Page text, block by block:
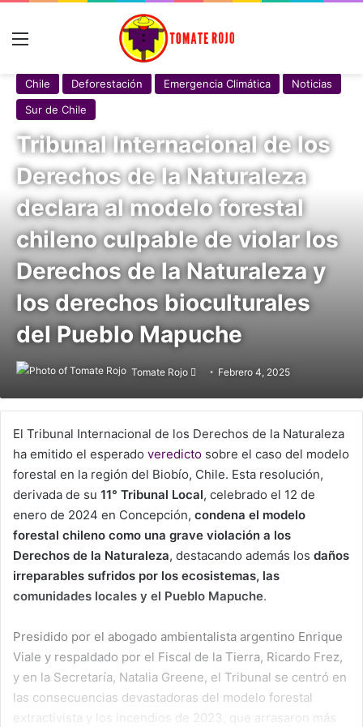
Chile Deforestación Emergencia Climática
Noticias
Sur de Chile
Tribunal Internacional de los
Derechos de la Naturaleza
declara al modelo forestal
chileno culpable de violar los
Derechos de la Naturaleza y
los derechos bioculturales
del Pueblo Mapuche
Tomate Rojo
Follow
X
Febrero 4, 2025
El Tribunal Internacional de los Derechos de la Naturaleza
ha emitido el esperado veredicto sobre el caso del modelo
forestal en la región del Biobío, Chile. Esta resolución,
derivada de su 11° Tribunal Local, celebrado el 12 de
enero de 2024 en Concepción, condena el modelo
forestal chileno como una grave violación a los
Derechos de la Naturaleza, destacando además los daños
irreparables sufridos por los ecosistemas, las
comunidades locales y el Pueblo Mapuche.
Presidido por el abogado ambientalista argentino Enrique
Viale y respaldado por el Fiscal de la Tierra, Ricardo Frez,
y en la Secretaría, Natalia Greene, el Tribunal se centró en
las consecuencias devastadoras del modelo forestal
extractivista y los incendios de 2023, que arrasaron más